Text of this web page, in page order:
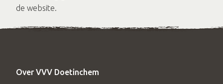
de website.
Over VVV Doetinchem